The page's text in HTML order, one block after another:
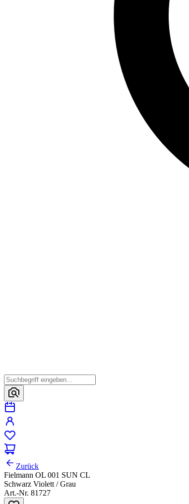
Zurück
Fielmann OL 001 SUN CL
Schwarz Violett / Grau
Art.-Nr. 81727